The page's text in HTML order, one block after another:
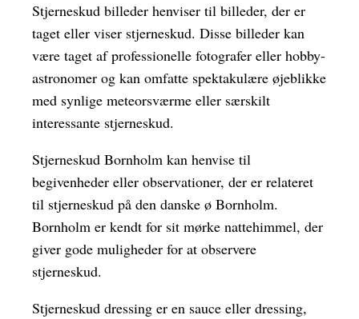
Stjerneskud billeder henviser til billeder, der er
taget eller viser stjerneskud. Disse billeder kan
være taget af professionelle fotografer eller hobby-
astronomer og kan omfatte spektakulære øjeblikke
med synlige meteorsværme eller særskilt
interessante stjerneskud.
Stjerneskud Bornholm kan henvise til
begivenheder eller observationer, der er relateret
til stjerneskud på den danske ø Bornholm.
Bornholm er kendt for sit mørke nattehimmel, der
giver gode muligheder for at observere
stjerneskud.
Stjerneskud dressing er en sauce eller dressing,